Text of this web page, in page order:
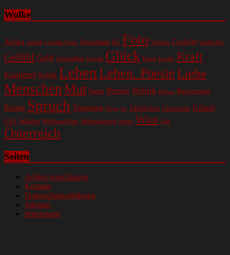
Wolke
Afrika Armut Corona Virus Deutschland EU Foto Freude Gedicht Gedichte
Gefühl Geld Gesundheit Gewalt Glück Kind Kinder Kraft
Krankheit Kritik Leben Leben. Poesie Liebe
Menschen Mut Natur Poesie Politik Polizei Regierung
Reime Spruch Teuerung Tipps tot Tägliches Ungerecht Urlaub
USA Wahlen Weihnachten Weihnachtszeit Wetter Wien Zeit
Österreich
Seiten
Artikel vorschlagen
Kontakt
Datenschutzerklärung
Sitemap
Impressum